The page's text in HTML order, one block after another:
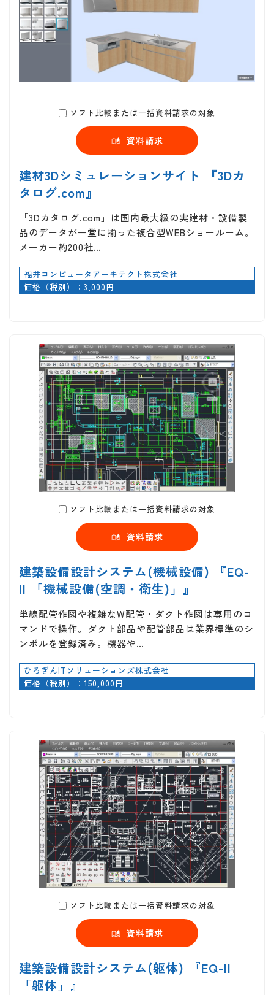
ソフト比較または一括資料請求の対象
資料請求
建材3Dシミュレーションサイト 『3Dカ
タログ.com』
「3Dカタログ.com」は国内最大級の実建材・設備製
品のデータが一堂に揃った複合型WEBショールーム。
メーカー約200社…
福井コンピュータアーキテクト株式会社
価格（税別）：3,000円
ソフト比較または一括資料請求の対象
資料請求
建築設備設計システム(機械設備) 『EQ-
II 「機械設備(空調・衛生)」』
単線配管作図や複雑なW配管・ダクト作図は専用のコ
マンドで操作。ダクト部品や配管部品は業界標準のシ
ンボルを登録済み。機器や…
ひろぎんITソリューションズ株式会社
価格（税別）：150,000円
ソフト比較または一括資料請求の対象
資料請求
建築設備設計システム(躯体) 『EQ-II
「躯体」』